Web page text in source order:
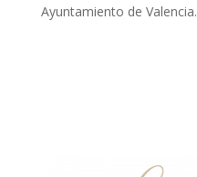
Ayuntamiento de Valencia.